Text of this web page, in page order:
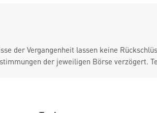
der Vergangenheit lassen keine
der jeweiligen Börse verzögert.